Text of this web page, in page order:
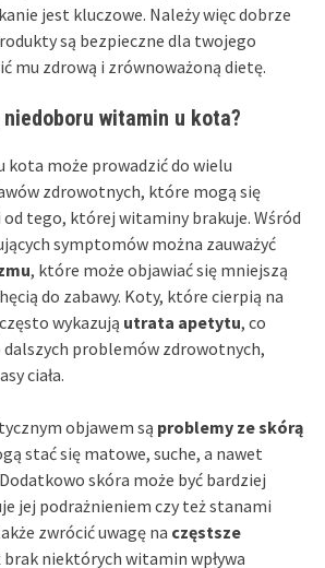
jest kluczowe. Należy więc dobrze
są bezpieczne dla twojego
mu zdrową i zrównoważoną dietę.
witamin u kota?
kota może prowadzić do wielu
zdrowotnych, które mogą się
od tego, której witaminy brakuje. Wśród
symptomów można zauważyć
, które może objawiać się mniejszą
do zabawy. Koty, które cierpią na
wykazują utrata apetytu, co
dalszych problemów zdrowotnych,
ciała.
objawem są problemy ze skórą
stać się matowe, suche, a nawet
skóra może być bardziej
jej podrażnieniem czy też stanami
zwrócić uwagę na częstsze
brak niektórych witamin wpływa